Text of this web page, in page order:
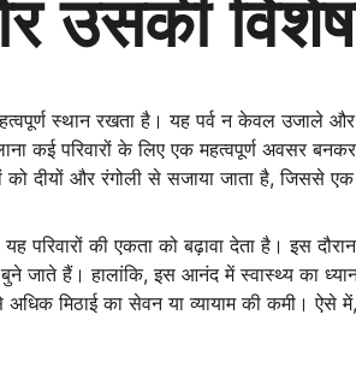
उसकी
स्थान रखता है। यह पर्व न केवल उजाले
कई परिवारों के लिए एक महत्वपूर्ण अवसर
दीयों और रंगोली से सजाया जाता है, जिससे एक
यह परिवारों की एकता को बढ़ावा देता है। इस
जाते हैं। हालांकि, इस आनंद में स्वास्थ्य का
मिठाई का सेवन या व्यायाम की कमी। ऐसे